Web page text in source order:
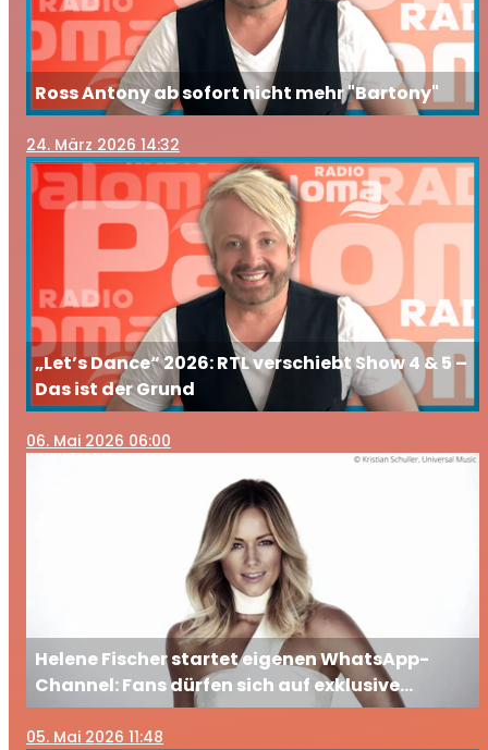
Ross Antony ab sofort nicht mehr "Bartony"
24. März 2026 14:32
„Let’s Dance“ 2026: RTL verschiebt Show 4 & 5 –
Das ist der Grund
06. Mai 2026 06:00
Helene Fischer startet eigenen WhatsApp-
Channel: Fans dürfen sich auf exklusive
Einblicke freuen
05. Mai 2026 11:48